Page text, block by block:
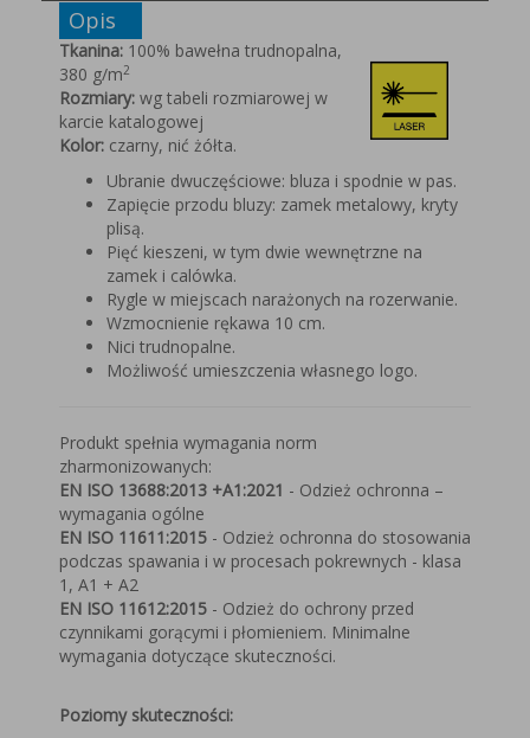
Opis
Tkanina: 100% bawełna trudnopalna,
380 g/m2
Rozmiary: wg tabeli rozmiarowej w
karcie katalogowej
Kolor: czarny, nić żółta.
Ubranie dwuczęściowe: bluza i spodnie w pas.
Zapięcie przodu bluzy: zamek metalowy, kryty
plisą.
Pięć kieszeni, w tym dwie wewnętrzne na
zamek i calówka.
Rygle w miejscach narażonych na rozerwanie.
Wzmocnienie rękawa 10 cm.
Nici trudnopalne.
Możliwość umieszczenia własnego logo.
Produkt spełnia wymagania norm
zharmonizowanych:
EN ISO 13688:2013 +A1:2021 - Odzież ochronna –
wymagania ogólne
EN ISO 11611:2015 - Odzież ochronna do stosowania
podczas spawania i w procesach pokrewnych - klasa
1, A1 + A2
EN ISO 11612:2015 - Odzież do ochrony przed
czynnikami gorącymi i płomieniem. Minimalne
wymagania dotyczące skuteczności.
Poziomy skuteczności: